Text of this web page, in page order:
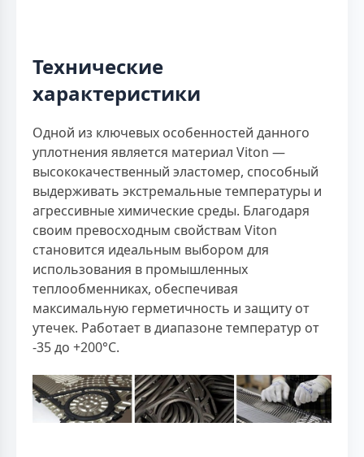
Технические
характеристики
Одной из ключевых особенностей данного
уплотнения является материал Viton —
высококачественный эластомер, способный
выдерживать экстремальные температуры и
агрессивные химические среды. Благодаря
своим превосходным свойствам Viton
становится идеальным выбором для
использования в промышленных
теплообменниках, обеспечивая
максимальную герметичность и защиту от
утечек. Работает в диапазоне температур от
-35 до +200°C.